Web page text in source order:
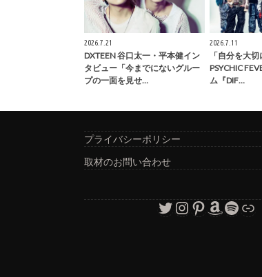
2026.7.21
DXTEEN 谷口太一・平本健イン
タビュー「今までにないグルー
プの一面を見せ…
2026.7.11
「自分を大
PSYCHIC
ム『DIF…
プライバシーポリシー
取材のお問い合わせ
Twitter
Instagram
Pinterest
リンク